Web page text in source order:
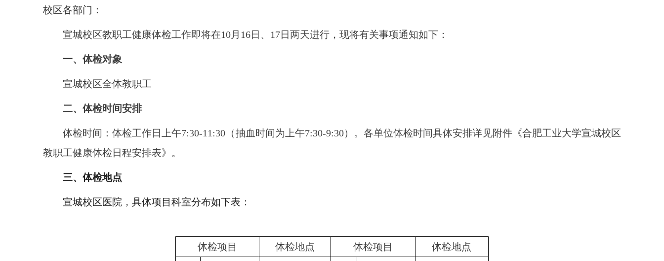
校区各部门：
宣城校区教职工健康体检工作即将在10月 16日、 17日两天进行，现将有关事项通知如下：
一、体检对象
宣城校区全体教职工
二、体检时间安排
体检时间：体检工作日上午7:30-11:30 （抽血时间为上午7:30-9:30）。各单位体检时间具体安排详见附件《合肥工业大学宣城校区
教职工健康体检日程安排表》。
三、体检地点
宣城校区医院，具体项目科室分布如下表：
体检项目 体检地点 体检项目 体检地点